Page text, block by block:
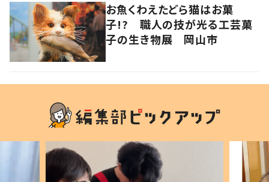
お魚くわえたどら猫はお菓
子!? 職人の技が光る工芸菓
子の生き物展 岡山市